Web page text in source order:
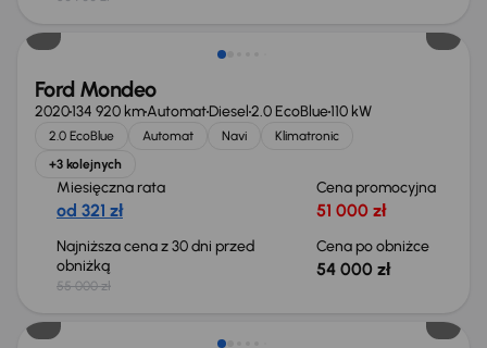
Taniej o 1 000 zł
Ford Mondeo
2020134 920 kmAutomatDiesel2.0 EcoBlue110 kW
2.0 EcoBlue Automat Navi
Klimatronic
+3 kolejnych
Miesięczna rata
od 321 zł
Cena promocyjna
51 000 zł
Najniższa cena z 30 dni przed
obniżką
55 000 zł
Cena po obniżce
54 000 zł
Taniej o 500 zł